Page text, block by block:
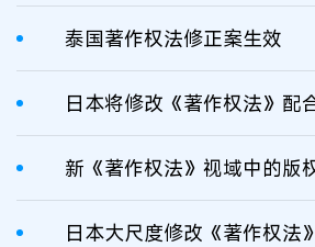
泰国著作权法修正案生效
日本大尺度修改《著作权法》